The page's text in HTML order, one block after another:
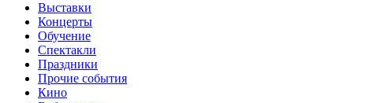
Выставки
Концерты
Обучение
Спектакли
Праздники
Прочие события
Кино